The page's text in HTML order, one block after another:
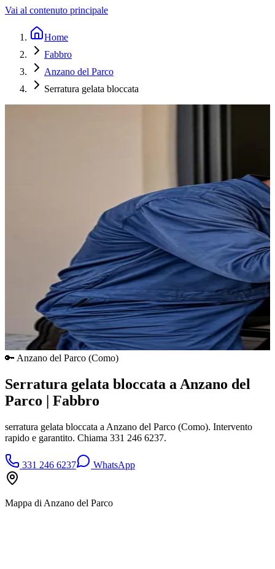
Vai al contenuto principale
Home
Fabbro
Anzano del Parco
Serratura gelata bloccata
🔑 Anzano del Parco (Como)
Serratura gelata bloccata a Anzano del
Parco | Fabbro
serratura gelata bloccata a Anzano del Parco (Como). Intervento
rapido e garantito. Chiama 331 246 6237.
331 246 6237 WhatsApp
Mappa di Anzano del Parco